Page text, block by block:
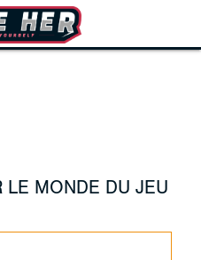
LE MONDE DU JEU